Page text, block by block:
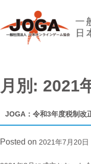
content
月別: 2021
JOGA：令和3年度税制改
Posted on 2021年7月20日